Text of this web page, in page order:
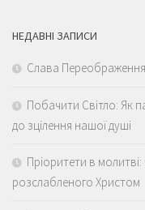
НЕДАВНІ ЗАПИСИ
Слава
Побачити Світло: Як
до зцілення нашої душі
Пріоритети в
розслабленого Христом